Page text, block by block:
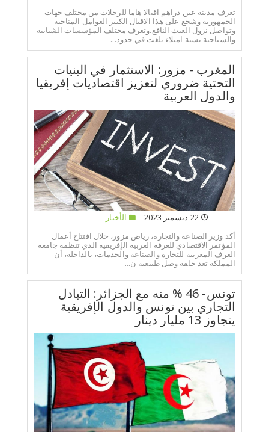
تعرف مدينة عين دراهم اقبالا هاما للرحلات من مختلف جهات
الجمهورية وشجع على هذا الاقبال الكبير العوامل المناخية
وتواصل نزول الغيث النافع.وتعرف مختلف المؤسسات الشبابية
والسياحية نسبة امتلاء بلغت في حدود...
المغرب - مزور: الاستثمار في البنيات
التحتية ضروري لتعزيز اقتصاديات إفريقيا
والدول العربية
22 ديسمبر 2023
الأخبار
أكد وزير الصناعة والتجارة، رياض مزور، خلال افتتاح أعمال
المؤتمر الاقتصادي للغرفة العربية الإفريقية الذي تنظمه جامعة
الغرف المغربية للتجارة والصناعة والخدمات، بالداخلة، أن
المملكة تعد حلقة وصل طبيعية ن...
تونس- 46 % منه مع الجزائر: التبادل
التجاري بين تونس والدول الإفريقية
يتجاوز 13 مليار دينار